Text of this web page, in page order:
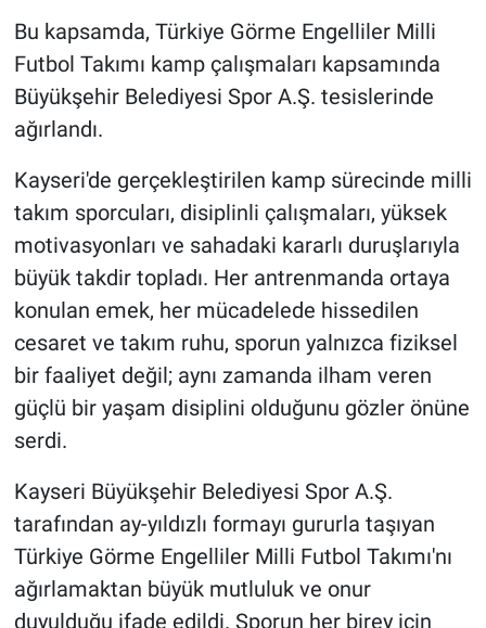
Bu kapsamda, Türkiye Görme Engelliler Milli
Futbol Takımı kamp çalışmaları kapsamında
Büyükşehir Belediyesi Spor A.Ş. tesislerinde
ağırlandı.
Kayseri'de gerçekleştirilen kamp sürecinde milli
takım sporcuları, disiplinli çalışmaları, yüksek
motivasyonları ve sahadaki kararlı duruşlarıyla
büyük takdir topladı. Her antrenmanda ortaya
konulan emek, her mücadelede hissedilen
cesaret ve takım ruhu, sporun yalnızca fiziksel
bir faaliyet değil; aynı zamanda ilham veren
güçlü bir yaşam disiplini olduğunu gözler önüne
serdi.
Kayseri Büyükşehir Belediyesi Spor A.Ş.
tarafından ay-yıldızlı formayı gururla taşıyan
Türkiye Görme Engelliler Milli Futbol Takımı'nı
ağırlamaktan büyük mutluluk ve onur
duyulduğu ifade edildi. Sporun her birey için